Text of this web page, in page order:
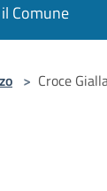
Comune
> Croce